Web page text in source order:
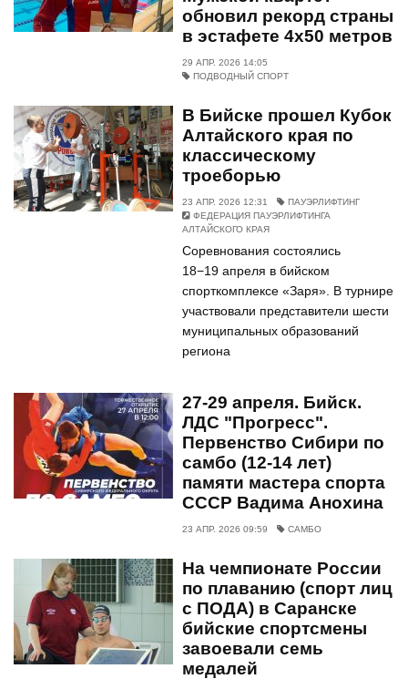
обновил рекорд страны
в эстафете 4х50 метров
29 АПР. 2026 14:05
ПОДВОДНЫЙ СПОРТ
В Бийске прошел Кубок
Алтайского края по
классическому
троеборью
23 АПР. 2026 12:31
ПАУЭРЛИФТИНГ
ФЕДЕРАЦИЯ ПАУЭРЛИФТИНГА
АЛТАЙСКОГО КРАЯ
Соревнования состоялись
18−19 апреля в бийском
спорткомплексе «Заря». В турнире
участвовали представители шести
муниципальных образований
региона
27-29 апреля. Бийск.
ЛДС "Прогресс".
Первенство Сибири по
самбо (12-14 лет)
памяти мастера спорта
СССР Вадима Анохина
23 АПР. 2026 09:59 САМБО
На чемпионате России
по плаванию (спорт лиц
с ПОДА) в Саранске
бийские спортсмены
завоевали семь
медалей